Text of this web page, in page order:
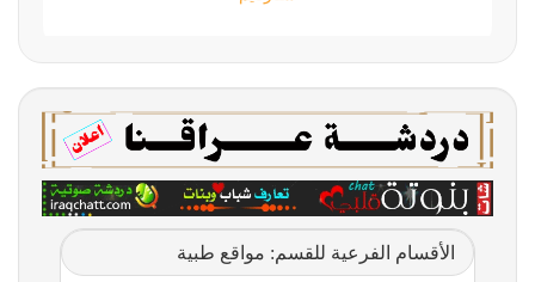
الأقسام الفرعية للقسم: مواقع طبية